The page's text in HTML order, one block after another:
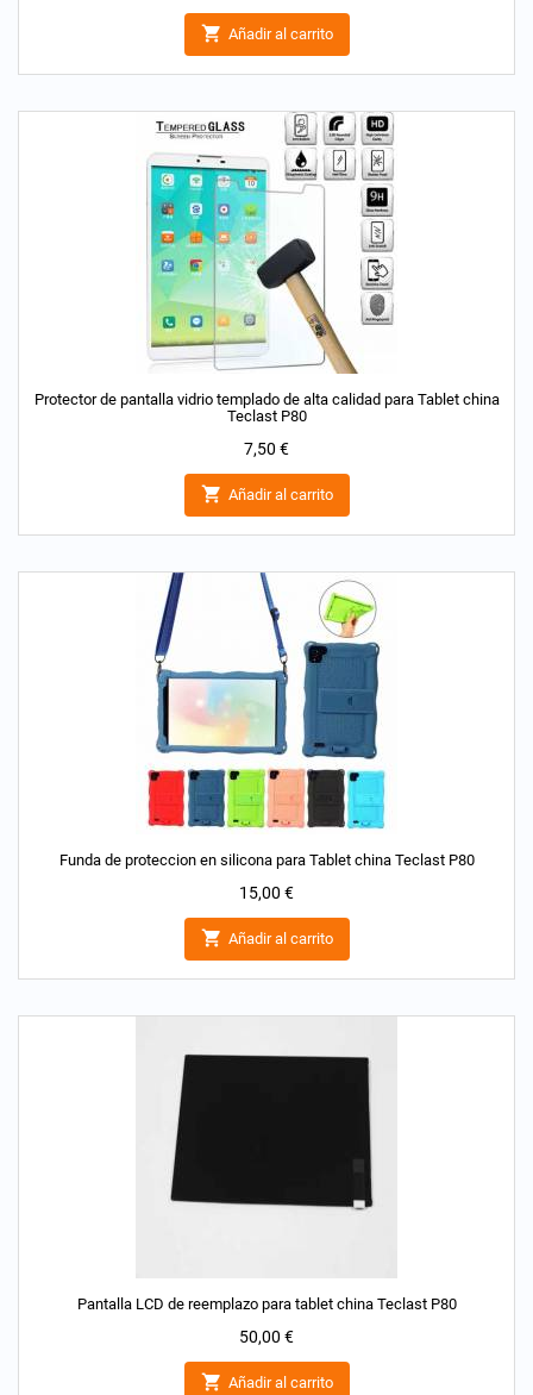
 Añadir al carrito
Protector de pantalla vidrio templado de alta calidad para Tablet china
Teclast P80
Precio
7,50 €
 Añadir al carrito
Funda de proteccion en silicona para Tablet china Teclast P80
Precio
15,00 €
 Añadir al carrito
Pantalla LCD de reemplazo para tablet china Teclast P80
Precio
50,00 €
 Añadir al carrito